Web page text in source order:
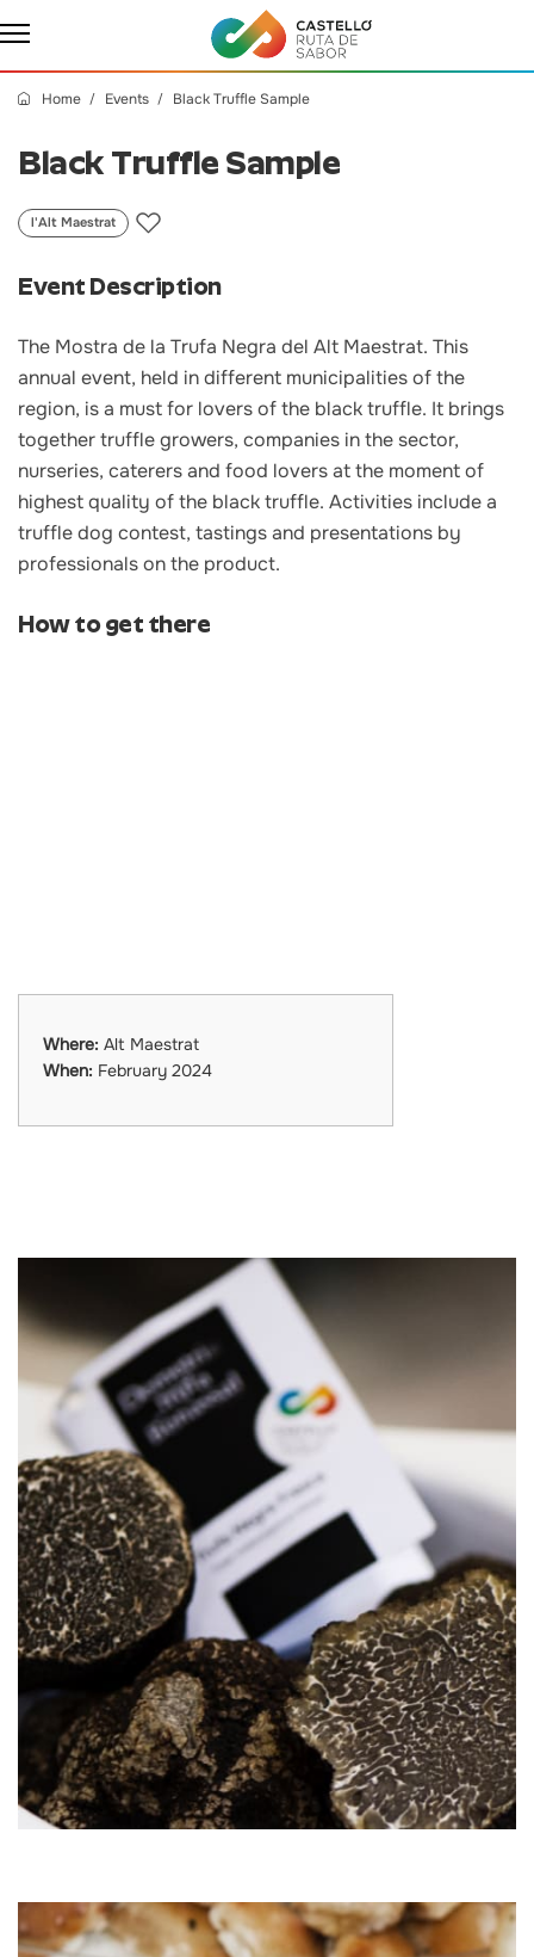
Home Events Black Truffle Sample
Black Truffle Sample
l'Alt Maestrat
Event Description
The Mostra de la Trufa Negra del Alt Maestrat. This
annual event, held in different municipalities of the
region, is a must for lovers of the black truffle. It brings
together truffle growers, companies in the sector,
nurseries, caterers and food lovers at the moment of
highest quality of the black truffle. Activities include a
truffle dog contest, tastings and presentations by
professionals on the product.
How to get there
Where: Alt Maestrat
When: February 2024